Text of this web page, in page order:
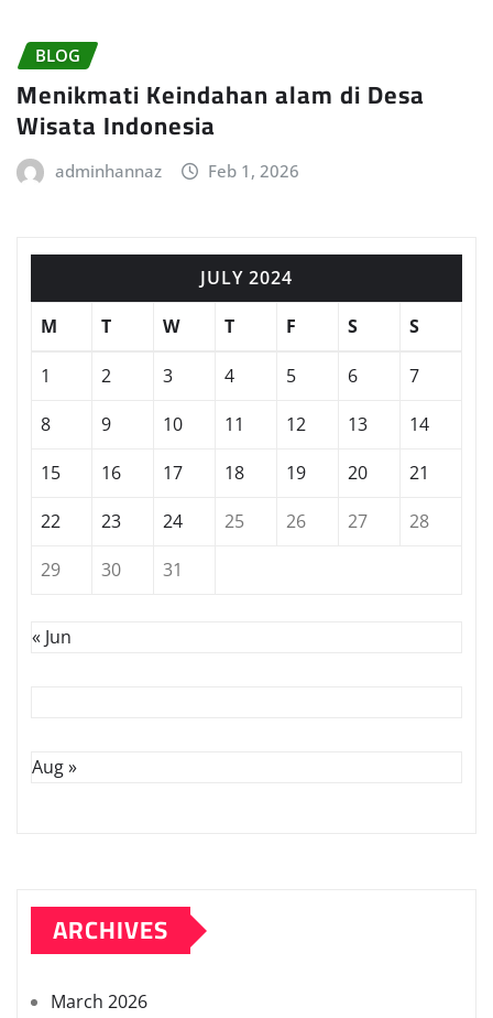
BLOG
Menikmati Keindahan alam di Desa
Wisata Indonesia
adminhannaz Feb 1, 2026
JULY 2024
M
T W T F S S
1 2 3 4 5 6
7
8
9 10 11 12 13
14
15
16 17 18 19 20
21
22
23 24 25 26 27
28
29
30 31
« Jun
Aug »
ARCHIVES
March 2026